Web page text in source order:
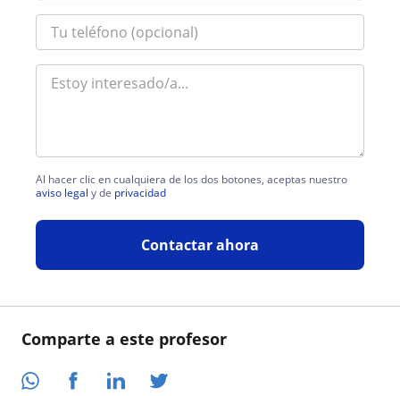
Comparte a este profesor
Al hacer clic en cualquiera de los dos botones, aceptas nuestro
aviso legal y de privacidad
Contactar ahora